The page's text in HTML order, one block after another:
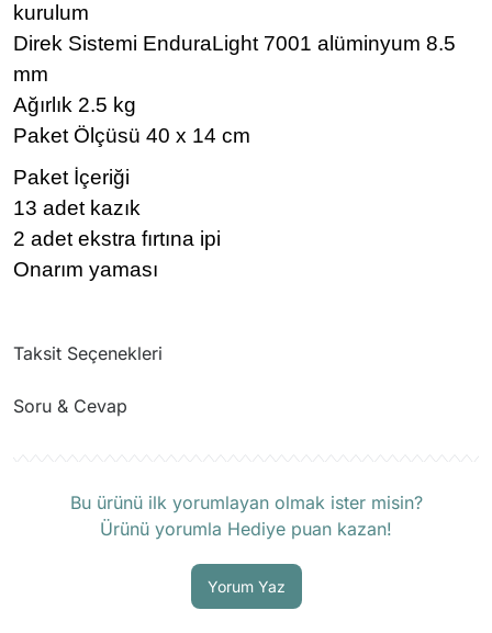
kurulum
Direk Sistemi EnduraLight 7001 alüminyum 8.5
mm
Ağırlık 2.5 kg
Paket Ölçüsü 40 x 14 cm
Paket İçeriği
13 adet kazık
2 adet ekstra fırtına ipi
Onarım yaması
Taksit Seçenekleri
Soru & Cevap
Bu ürünü ilk yorumlayan olmak ister misin?
Ürünü yorumla Hediye puan kazan!
Yorum Yaz